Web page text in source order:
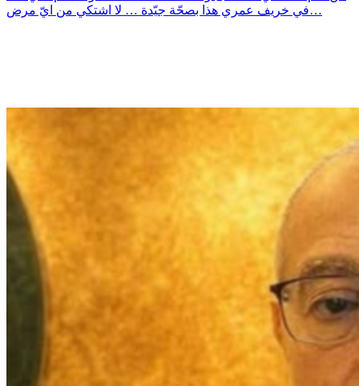
في خريف عمري هذا بصحّة جيّدة … لا اشتكي من ايّ مرض…